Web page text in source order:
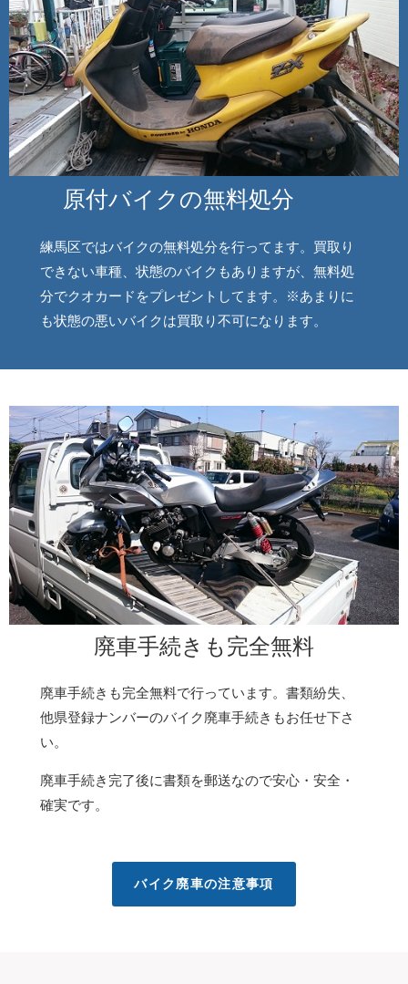
原付バイクの無料処分
練馬区ではバイクの無料処分を行ってます。買取り
できない車種、状態のバイクもありますが、無料処
分でクオカードをプレゼントしてます。※あまりに
も状態の悪いバイクは買取り不可になります。
廃車手続きも完全無料
廃車手続きも完全無料で行っています。書類紛失、
他県登録ナンバーのバイク廃車手続きもお任せ下さ
い。
廃車手続き完了後に書類を郵送なので安心・安全・
確実です。
バイク廃車の注意事項